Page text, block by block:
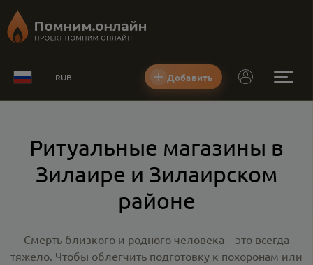
RUB Добавить
Ритуальные магазины в
Зилаире и Зилаирском
районе
Смерть близкого и родного человека – это всегда
тяжело. Чтобы облегчить подготовку к похоронам или